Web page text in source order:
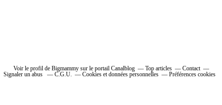
Voir le profil de Bigmammy sur le portail Canalblog Top articles
Contact
Signaler un abus
C.G.U. Cookies et données personnelles Préférences cookies